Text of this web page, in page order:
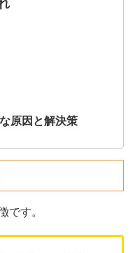
原因と解決策
です。